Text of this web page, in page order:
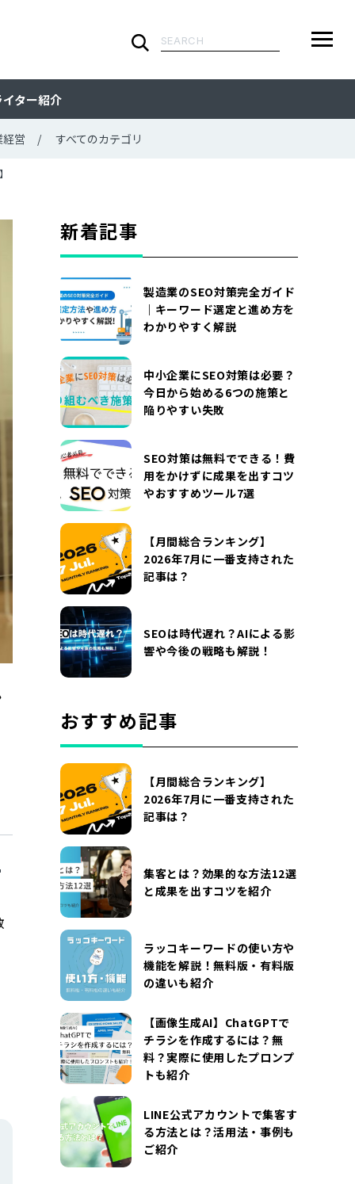
検
イター紹介
営 すべてのカテゴリ
ARTICLE
すべての記事
CATEGORY
WRITER
ライターで探す
MOVIE
DOCUMENT
お役立ち資料
お問い合わせ
『SUNGROVE』について
利用規約
広告掲載に関する規約
特定商取引法に基づく表記
新着記事
製造業のSEO対策完全ガイド
｜キーワード選定と進め方を
わかりやすく解説
中小企業にSEO対策は必要？
今日から始める6つの施策と
陥りやすい失敗
SEO対策は無料でできる！費
用をかけずに成果を出すコツ
やおすすめツール7選
【月間総合ランキング】
2026年7月に一番支持された
記事は？
SEOは時代遅れ？AIによる影
響や今後の戦略も解説！
おすすめ記事
【月間総合ランキング】
2026年7月に一番支持された
記事は？
集客とは？効果的な方法12選
と成果を出すコツを紹介
ラッコキーワードの使い方や
機能を解説！無料版・有料版
の違いも紹介
【画像生成AI】ChatGPTで
チラシを作成するには？無
料？実際に使用したプロンプ
トも紹介
LINE公式アカウントで集客す
る方法とは？活用法・事例も
ご紹介